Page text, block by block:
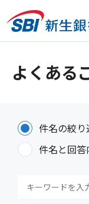
よくある
件名の絞り
件名と回答